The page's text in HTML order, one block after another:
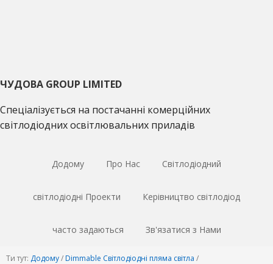
ЧУДОВА GROUP LIMITED
Спеціалізується на постачанні комерційних
світлодіодних освітлювальних приладів
Додому Про Нас Світлодіодний
світлодіодні Проекти Керівництво світлодіод
часто задаються Зв'язатися з Нами
Ти тут: Додому/ Dimmable Світлодіодні пляма світла /